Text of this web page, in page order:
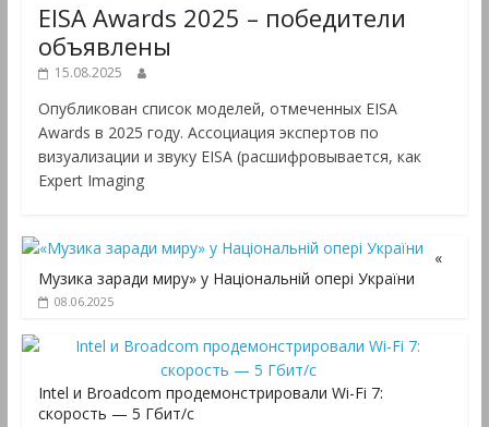
EISA Awards 2025 – победители
объявлены
15.08.2025
Опубликован список моделей, отмеченных EISA
Awards в 2025 году. Ассоциация экспертов по
визуализации и звуку EISA (расшифровывается, как
Expert Imaging
«
Музика заради миру» у Національній опері України
08.06.2025
Intel и Broadcom продемонстрировали Wi-Fi 7:
скорость — 5 Гбит/с